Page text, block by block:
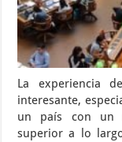
La experiencia
interesante,
un país con un
superior a lo